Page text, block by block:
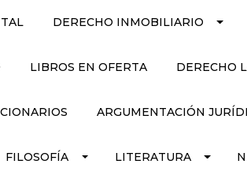
DERECHO INMOBILIARIO
LIBROS EN OFERTA DERECHO
ARGUMENTACIÓN
FILOSOFÍA LITERATURA